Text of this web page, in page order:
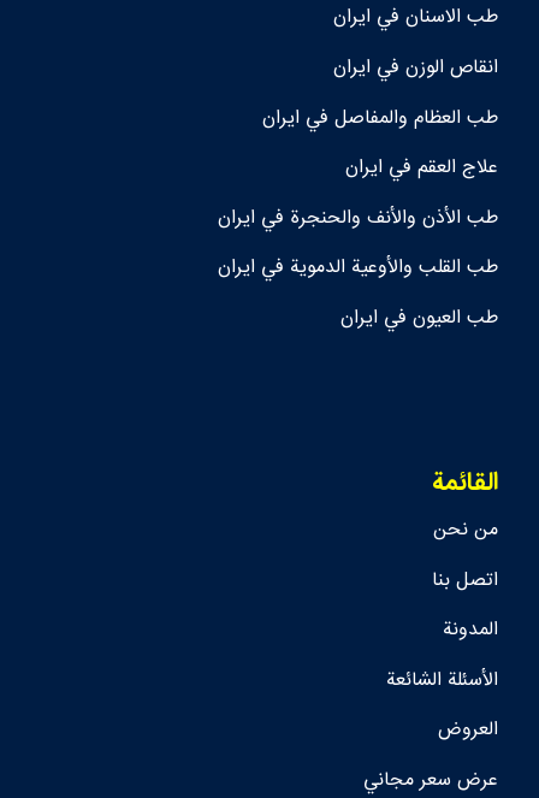
طب الاسنان في ايران
انقاص الوزن في ايران
طب العظام والمفاصل في ايران
علاج العقم في ايران
طب الأذن والأنف والحنجرة في ايران
طب القلب والأوعية الدموية في ايران
طب العيون في ايران
القائمة
من نحن
اتصل بنا
المدونة
الأسئلة الشائعة
العروض
عرض سعر مجاني